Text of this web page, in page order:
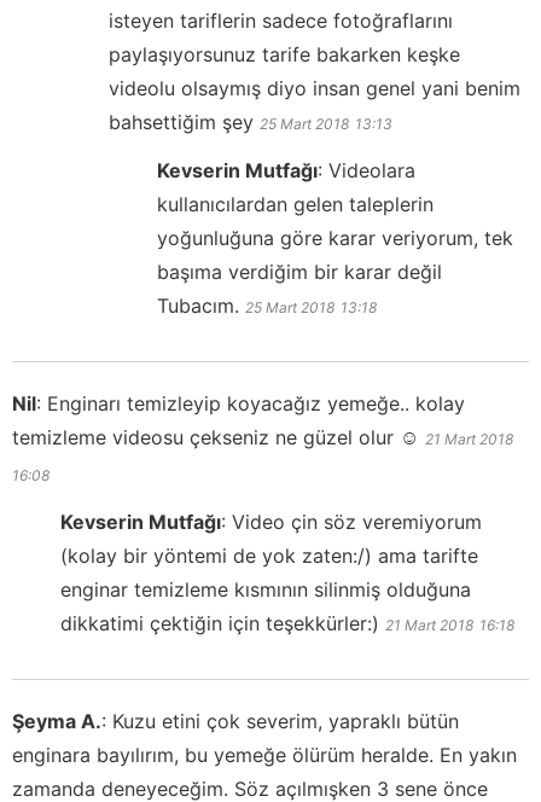
isteyen tariflerin sadece fotoğraflarını
paylaşıyorsunuz tarife bakarken keşke
videolu olsaymış diyo insan genel yani benim
bahsettiğim şey 25 Mart 2018 13:13
Kevserin Mutfağı: Videolara
kullanıcılardan gelen taleplerin
yoğunluğuna göre karar veriyorum, tek
başıma verdiğim bir karar değil
Tubacım. 25 Mart 2018 13:18
Nil: Enginarı temizleyip koyacağız yemeğe.. kolay
temizleme videosu çekseniz ne güzel olur ☺️ 21 Mart 2018
16:08
Kevserin Mutfağı: Video çin söz veremiyorum
(kolay bir yöntemi de yok zaten:/) ama tarifte
enginar temizleme kısmının silinmiş olduğuna
dikkatimi çektiğin için teşekkürler:) 21 Mart 2018 16:18
Şeyma A.: Kuzu etini çok severim, yapraklı bütün
enginara bayılırım, bu yemeğe ölürüm heralde. En yakın
zamanda deneyeceğim. Söz açılmışken 3 sene önce